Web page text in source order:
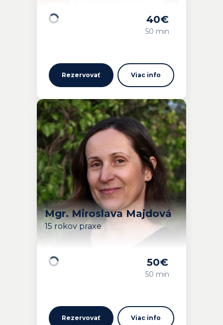
40€
50 min
Rezervovať Viac info
Mgr. Miroslava Majdová
15 rokov praxe
50€
50 min
Rezervovať Viac info